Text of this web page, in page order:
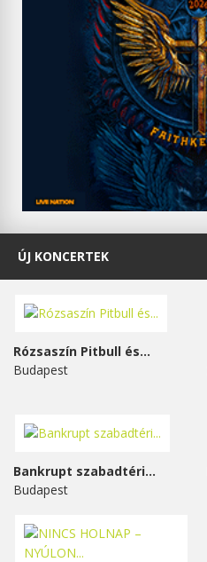
ÚJ KONCERTEK
Rózsaszín Pitbull és...
Budapest
Bankrupt szabadtéri...
Budapest